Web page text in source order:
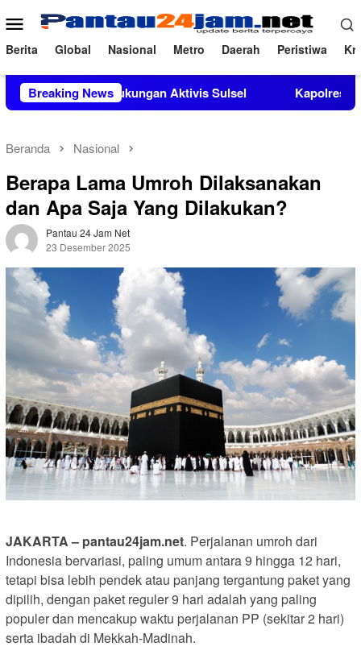
ke
konten
Menu
Mobile
Berita Global Nasional Metro Daerah Peristiwa
Breaking News
Dukungan Aktivis Sulsel Kapolres Polewali Mandar
Beranda Nasional
Berapa Lama Umroh Dilaksanakan
dan Apa Saja Yang Dilakukan?
Pantau 24 Jam Net
23 Desember 2025
JAKARTA – pantau24jam.net. Perjalanan umroh dari
Indonesia bervariasi, paling umum antara 9 hingga 12 hari,
tetapi bisa lebih pendek atau panjang tergantung paket yang
dipilih, dengan paket reguler 9 hari adalah yang paling
populer dan mencakup waktu perjalanan PP (sekitar 2 hari)
serta ibadah di Mekkah-Madinah.